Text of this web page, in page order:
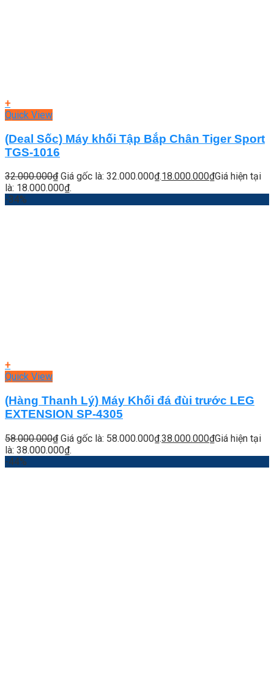
+
Quick View
(Deal Sốc) Máy khối Tập Bắp Chân Tiger Sport
TGS-1016
32.000.000₫ Giá gốc là: 32.000.000₫.18.000.000₫Giá hiện tại
là: 18.000.000₫.
-34%
+
Quick View
(Hàng Thanh Lý) Máy Khối đá đùi trước LEG
EXTENSION SP-4305
58.000.000₫ Giá gốc là: 58.000.000₫.38.000.000₫Giá hiện tại
là: 38.000.000₫.
-44%